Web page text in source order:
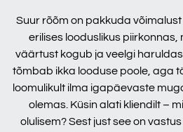
Suur rõõm on pakkuda
erilises looduslikus piirkonnas,
väärtust kogub ja veelgi
tõmbab ikka looduse poole, aga
loomulikult ilma igapäevaste
olemas. Küsin alati kliendilt –
olulisem? Sest just see on